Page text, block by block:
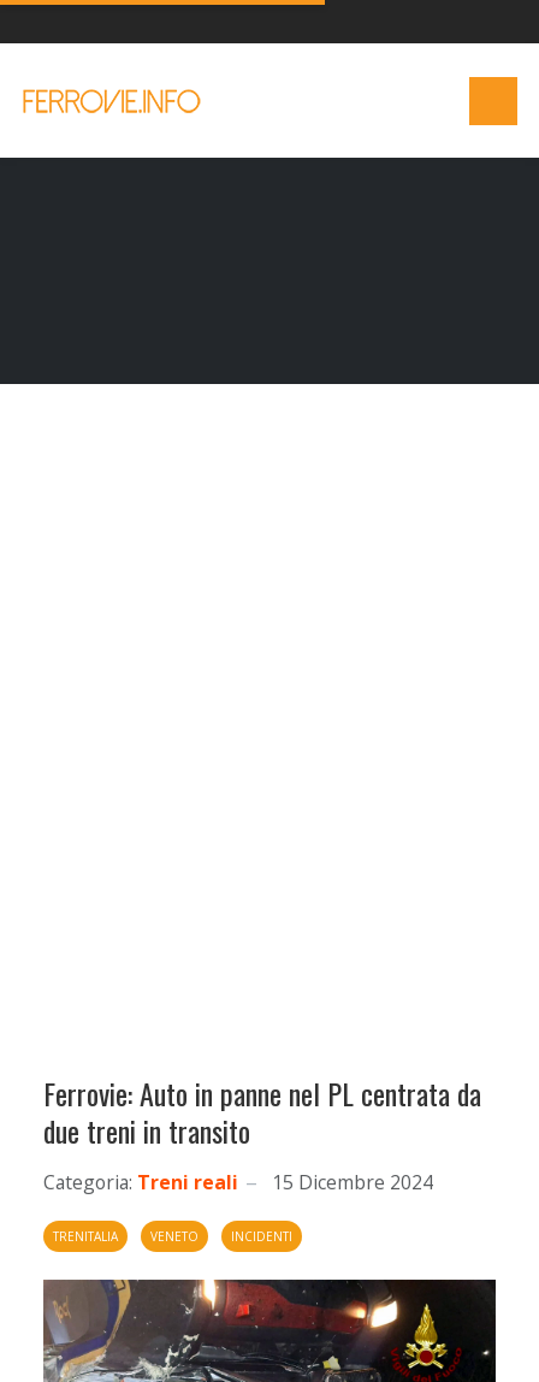
Ferrovie: Auto in panne nel PL centrata da
due treni in transito
Categoria: Treni reali 15 Dicembre 2024
TRENITALIA VENETO INCIDENTI